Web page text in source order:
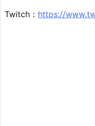
Twitch： https://